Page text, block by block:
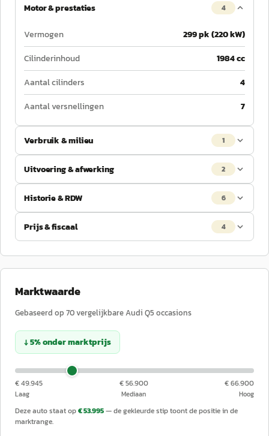
Motor & prestaties 4
Vermogen
299 pk (220 kW)
Cilinderinhoud
1984 cc
Aantal cilinders
4
Aantal versnellingen
7
Verbruik & milieu 1
Uitvoering & afwerking 2
Historie & RDW 6
Prijs & fiscaal 4
Marktwaarde
Gebaseerd op 70vergelijkbareAudi Q5 occasions
↓5%ondermarktprijs
€ 49.945
Laag
€ 56.900
Mediaan
€ 66.900
Hoog
Deze auto staat op€ 53.995— de gekleurde stip toont de positie in de
marktrange.